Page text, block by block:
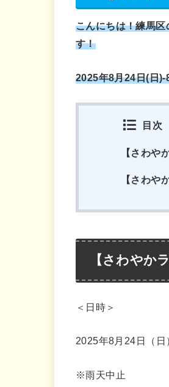
こんにちは！練馬
す！
2025年8月24日(日)-
目次
【さわや
【さわや
【さわやか
＜日時＞
2025年8月24日（
※雨天中止